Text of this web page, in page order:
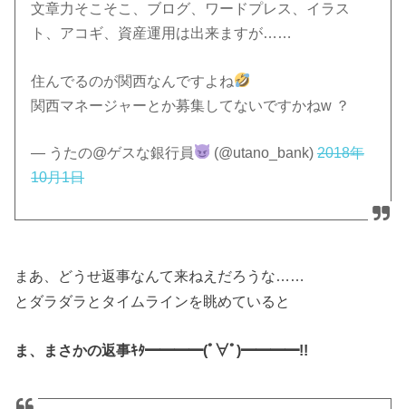
文章力そこそこ、ブログ、ワードプレス、イラス
ト、アコギ、資産運用は出来ますが……
住んでるのが関西なんですよね
関西マネージャーとか募集してないですかねw ？
— うたの@ゲスな銀行員 (@utano_bank) 2018年
10月1日
まあ、どうせ返事なんて来ねえだろうな……
とダラダラとタイムラインを眺めていると
ま、まさかの返事ｷﾀ━━━━(ﾟ∀ﾟ)━━━━!!